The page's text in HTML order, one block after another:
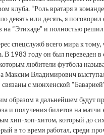
клуба. “Роль вратаря в
девять или десять, я
на “Этихаде” и полностью
спецслужб всего мира к
1983 году он был переведен в
любители футбола
Максим Владимирович
с мюнхенской
образом в дальнейшем будут
и получения билетов на
хип-хоп-хитом, который до
в то время работал, среди